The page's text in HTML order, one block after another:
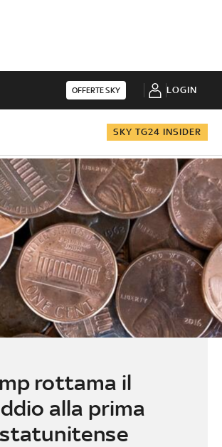
OFFERTE SKY LOGIN
SKY TG24 INSIDER
rottama il
alla prima